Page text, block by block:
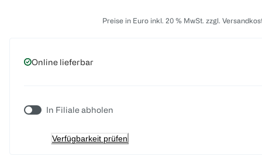
Preise in Euro inkl. 20 % MwSt. zzgl.
Online lieferbar
In Filiale abholen
Verfügbarkeit prüfen